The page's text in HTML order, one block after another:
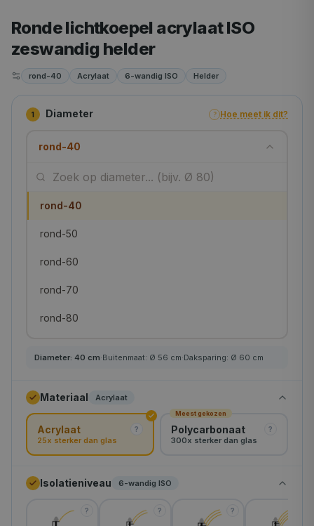
Ronde lichtkoepel acrylaat ISO
zeswandig helder
rond-40 Acrylaat 6-wandig ISO Helder
1 Diameter ? Hoe meet ik dit?
rond-40
rond-40
rond-50
rond-60
rond-70
rond-80
rond-120
rond-130
Diameter: 40 cm·Buitenmaat: Ø 56 cm·Daksparing: Ø 60 cm
Materiaal Acrylaat
Acrylaat ?
25x sterker dan glas
Meest gekozen
Polycarbonaat ?
300x sterker dan glas
Isolatieniveau 6-wandig ISO
? ? ?